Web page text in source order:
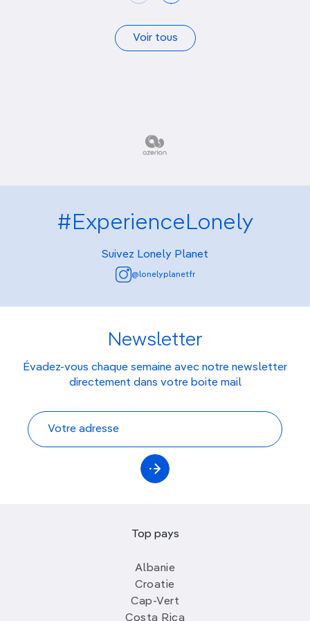
Voir tous
#ExperienceLonely
Suivez Lonely Planet
@lonelyplanetfr
Newsletter
Évadez-vous chaque semaine avec notre newsletter
directement dans votre boite mail
Top pays
Albanie
Croatie
Cap-Vert
Costa Rica